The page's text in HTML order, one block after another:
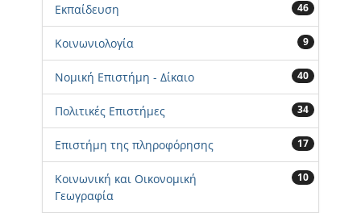
Εκπαίδευση 46
Κοινωνιολογία 9
Νομική Επιστήμη - Δίκαιο 40
Πολιτικές Επιστήμες 34
Επιστήμη της πληροφόρησης 17
Κοινωνική και Οικονομική
Γεωγραφία
10